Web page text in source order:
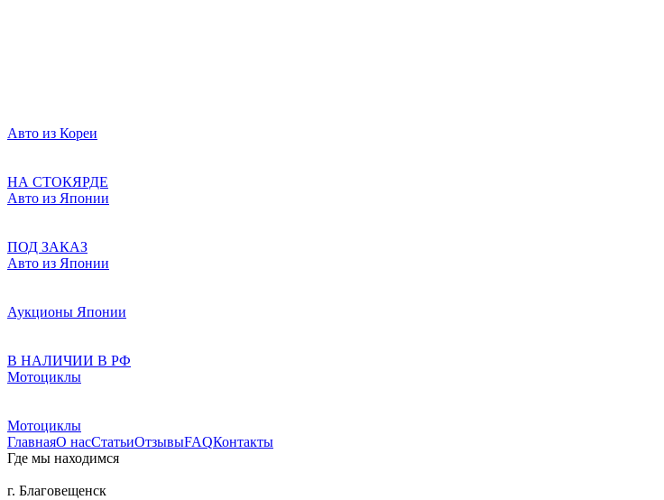
Авто из Кореи
НА СТОКЯРДЕ
Авто из Японии
ПОД ЗАКАЗ
Авто из Японии
Аукционы Японии
В НАЛИЧИИ В РФ
Мотоциклы
Мотоциклы
ГлавнаяО насСтатьиОтзывыFAQКонтакты
Где мы находимся
г. Благовещенск